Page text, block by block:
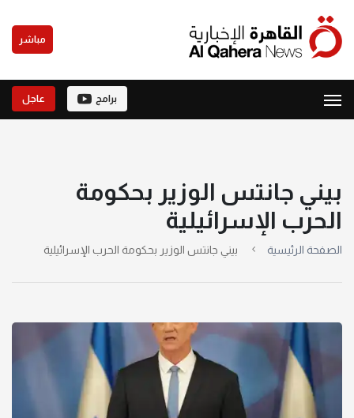
مباشر
برامج عاجل
بيني جانتس الوزير بحكومة
الحرب الإسرائيلية
الصفحة الرئيسية بيني جانتس الوزير بحكومة الحرب الإسرائيلية